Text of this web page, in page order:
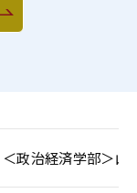
＜政治経済学部＞山